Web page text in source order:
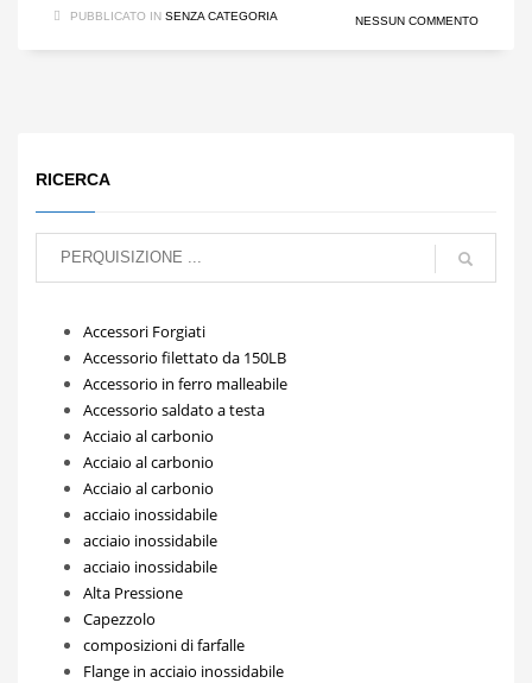
PUBBLICATO IN SENZA CATEGORIA NESSUN COMMENTO
RICERCA
Accessori Forgiati
Accessorio filettato da 150LB
Accessorio in ferro malleabile
Accessorio saldato a testa
Acciaio al carbonio
Acciaio al carbonio
Acciaio al carbonio
acciaio inossidabile
acciaio inossidabile
acciaio inossidabile
Alta Pressione
Capezzolo
composizioni di farfalle
Flange in acciaio inossidabile